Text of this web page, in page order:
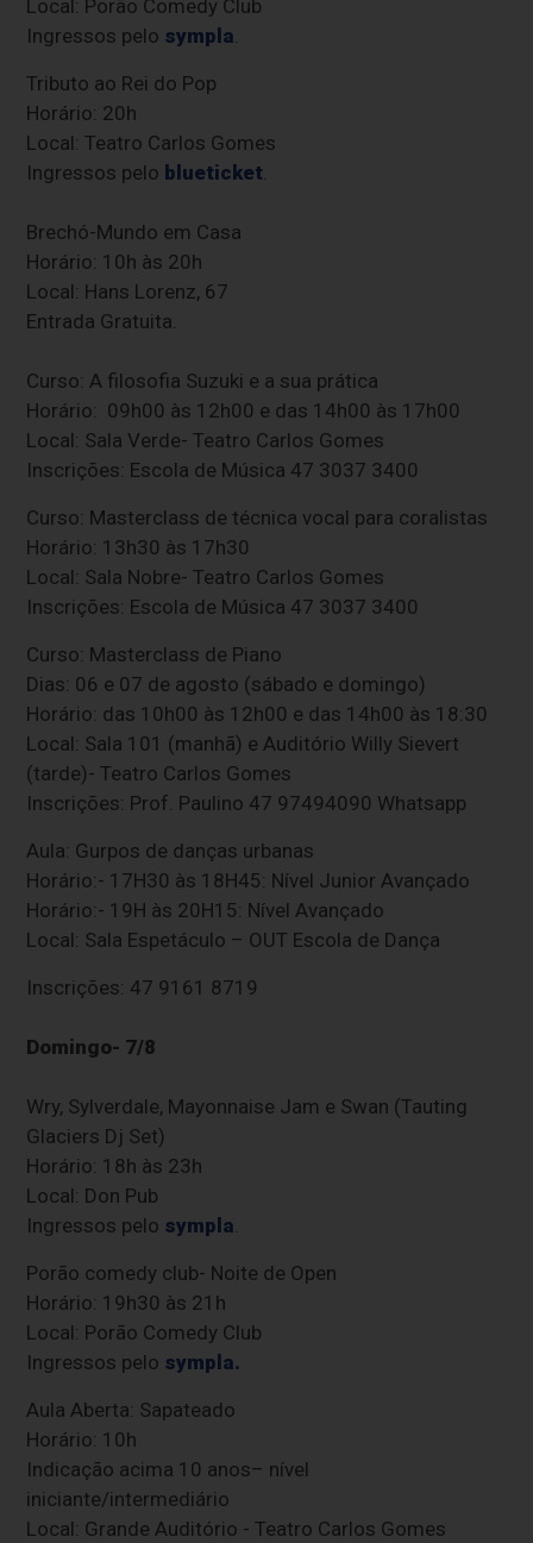
Local: Porão Comedy Club
Ingressos pelo sympla.
Tributo ao Rei do Pop
Horário: 20h
Local: Teatro Carlos Gomes
Ingressos pelo blueticket.
Brechó-Mundo em Casa
Horário: 10h às 20h
Local: Hans Lorenz, 67
Entrada Gratuita.
Curso: A filosofia Suzuki e a sua prática
Horário: 09h00 às 12h00 e das 14h00 às 17h00
Local: Sala Verde- Teatro Carlos Gomes
Inscrições: Escola de Música 47 3037 3400
Curso: Masterclass de técnica vocal para coralistas
Horário: 13h30 às 17h30
Local: Sala Nobre- Teatro Carlos Gomes
Inscrições: Escola de Música 47 3037 3400
Curso: Masterclass de Piano
Dias: 06 e 07 de agosto (sábado e domingo)
Horário: das 10h00 às 12h00 e das 14h00 às 18:30
Local: Sala 101 (manhã) e Auditório Willy Sievert
(tarde)- Teatro Carlos Gomes
Inscrições: Prof. Paulino 47 97494090 Whatsapp
Aula: Gurpos de danças urbanas
Horário:- 17H30 às 18H45: Nível Junior Avançado
Horário:- 19H às 20H15: Nível Avançado
Local: Sala Espetáculo – OUT Escola de Dança
Inscrições: 47 9161 8719
Domingo- 7/8
Wry, Sylverdale, Mayonnaise Jam e Swan (Tauting
Glaciers Dj Set)
Horário: 18h às 23h
Local: Don Pub
Ingressos pelo sympla.
Porão comedy club- Noite de Open
Horário: 19h30 às 21h
Local: Porão Comedy Club
Ingressos pelo sympla.
Aula Aberta: Sapateado
Horário: 10h
Indicação acima 10 anos– nível
iniciante/intermediário
Local: Grande Auditório - Teatro Carlos Gomes